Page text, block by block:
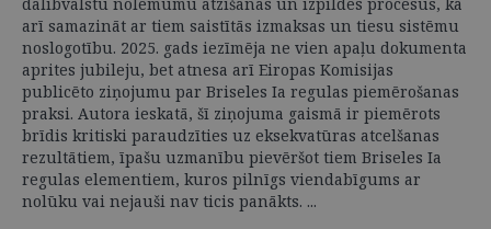
arī samazināt ar tiem saistītās izmaksas un tiesu sistēmu
noslogotību. 2025. gads iezīmēja ne vien apaļu dokumenta
aprites jubileju, bet atnesa arī Eiropas Komisijas
publicēto ziņojumu par Briseles Ia regulas piemērošanas
praksi. Autora ieskatā, šī ziņojuma gaismā ir piemērots
brīdis kritiski paraudzīties uz eksekvatūras atcelšanas
rezultātiem, īpašu uzmanību pievēršot tiem Briseles Ia
regulas elementiem, kuros pilnīgs viendabīgums ar
nolūku vai nejauši nav ticis panākts. ...